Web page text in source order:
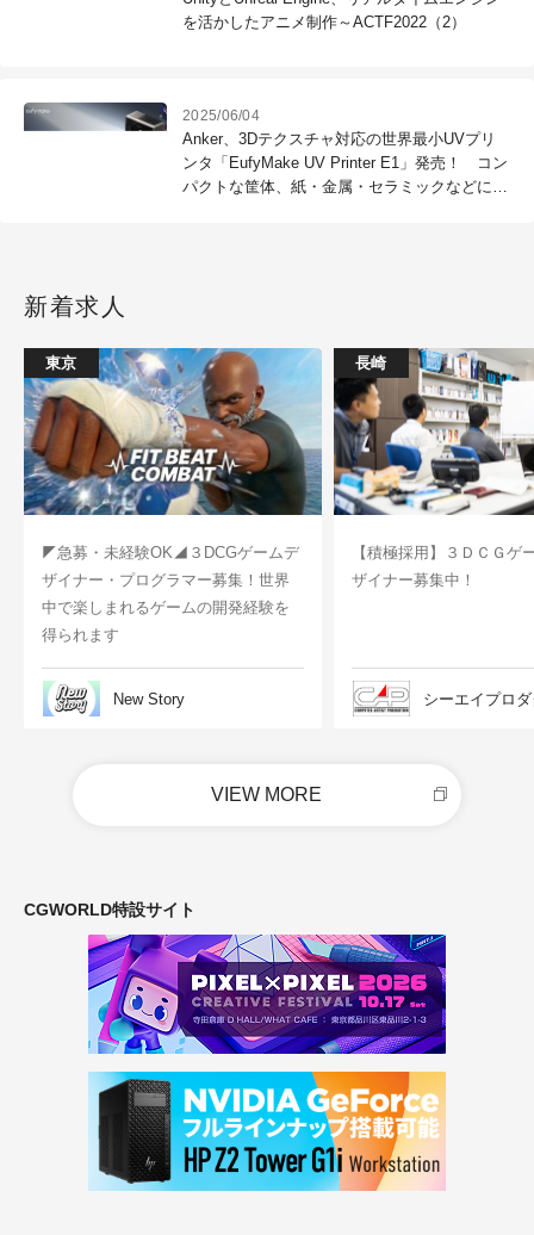
を活かしたアニメ制作～ACTF2022（2）
2025/06/04
Anker、3Dテクスチャ対応の世界最小UVプリ
ンタ「EufyMake UV Printer E1」発売！ コン
パクトな筐体、紙・金属・セラミックなどにプ
新着求人
東京
◤急募・未経験OK◢３DCGゲームデ
ザイナー・プログラマー募集！世界
中で楽しまれるゲームの開発経験を
得られます
New Story
長崎
【積極採用】３ＤＣＧゲ
ザイナー募集中！
シーエイプロ
VIEW MORE
CGWORLD特設サイト